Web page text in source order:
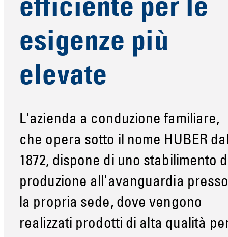
efficiente per le
esigenze più
elevate
L'azienda a conduzione familiare,
che opera sotto il nome HUBER
1872, dispone di uno stabilimento
produzione all'avanguardia
la propria sede, dove vengono
realizzati prodotti di alta qualità